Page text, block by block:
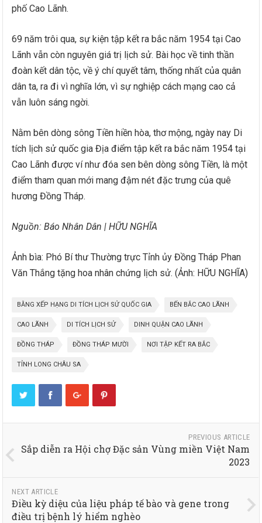
phố Cao Lãnh.
69 năm trôi qua, sự kiện tập kết ra bắc năm 1954 tại Cao
Lãnh vẫn còn nguyên giá trị lịch sử. Bài học về tinh thần
đoàn kết dân tộc, về ý chí quyết tâm, thống nhất của quân
dân ta, ra đi vì nghĩa lớn, vì sự nghiệp cách mạng cao cả
vẫn luôn sáng ngời.
Nằm bên dòng sông Tiền hiền hòa, thơ mộng, ngày nay Di
tích lịch sử quốc gia Địa điểm tập kết ra bắc năm 1954 tại
Cao Lãnh được ví như đóa sen bên dòng sông Tiền, là một
điểm tham quan mới mang đậm nét đặc trưng của quê
hương Đồng Tháp.
Nguồn: Báo Nhân Dân | HỮU NGHĨA
Ảnh bìa: Phó Bí thư Thường trực Tỉnh ủy Đồng Tháp Phan
Văn Thắng tặng hoa nhân chứng lịch sử. (Ảnh: HỮU NGHĨA)
BẰNG XẾP HẠNG DI TÍCH LỊCH SỬ QUỐC GIA BẾN BẮC CAO LÃNH
CAO LÃNH DI TÍCH LỊCH SỬ DINH QUẬN CAO LÃNH
ĐỒNG THÁP ĐỒNG THÁP MƯỜI NƠI TẬP KẾT RA BẮC
TỈNH LONG CHÂU SA
PREVIOUS ARTICLE
Sắp diễn ra Hội chợ Đặc sản Vùng miền Việt Nam
2023
NEXT ARTICLE
Điều kỳ diệu của liệu pháp tế bào và gene trong
điều trị bệnh lý hiểm nghèo